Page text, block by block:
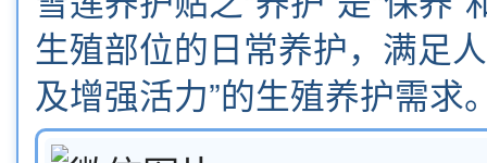
生殖部位的日常养护，满足
及增强活力”的生殖养护需求